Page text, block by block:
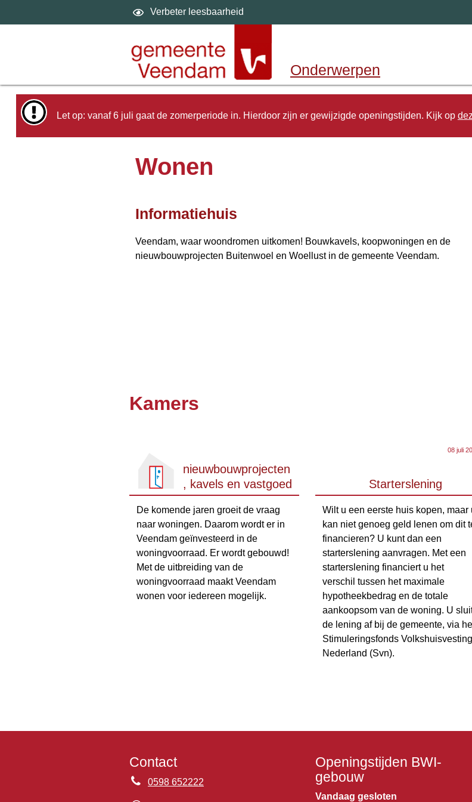
Verbeter leesbaarheid
Onderwerpen
Let op: vanaf 6 juli gaat de zomerperiode in. Hierdoor zijn er gewijzigde openingstijden. Kijk op
Wonen
Informatiehuis
Veendam, waar woondromen uitkomen! Bouwkavels, koopwoningen en de
nieuwbouwprojecten Buitenwoel en Woellust in de gemeente Veendam.
Kamers
nieuwbouwprojecten
, kavels en vastgoed
De komende jaren groeit de vraag
naar woningen. Daarom wordt er in
Veendam geïnvesteerd in de
woningvoorraad. Er wordt gebouwd!
Met de uitbreiding van de
woningvoorraad maakt Veendam
wonen voor iedereen mogelijk.
Starterslening
08 juli
Wilt u een eerste huis kopen, maar
kan niet genoeg geld lenen om dit
financieren? U kunt dan een
starterslening aanvragen. Met een
starterslening financiert u het
verschil tussen het maximale
hypotheekbedrag en de totale
aankoopsom van de woning. U
de lening af bij de gemeente, via
Stimuleringsfonds Volkshuisvesting
Nederland (Svn).
Contact
0598 652222
Openingstijden BWI-
gebouw
Vandaag gesloten